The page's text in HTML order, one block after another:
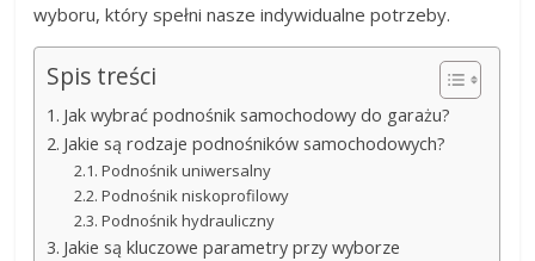
wyboru, który spełni nasze indywidualne potrzeby.
Spis treści
Jak wybrać podnośnik samochodowy do garażu?
Jakie są rodzaje podnośników samochodowych?
Podnośnik uniwersalny
Podnośnik niskoprofilowy
Podnośnik hydrauliczny
Jakie są kluczowe parametry przy wyborze